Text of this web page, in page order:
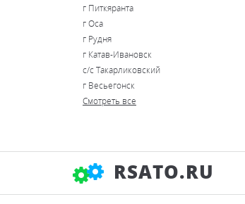
г Питкяранта
г Оса
г Рудня
г Катав-Ивановск
с/с Такарликовский
г Весьегонск
Смотреть все
RSATO.RU